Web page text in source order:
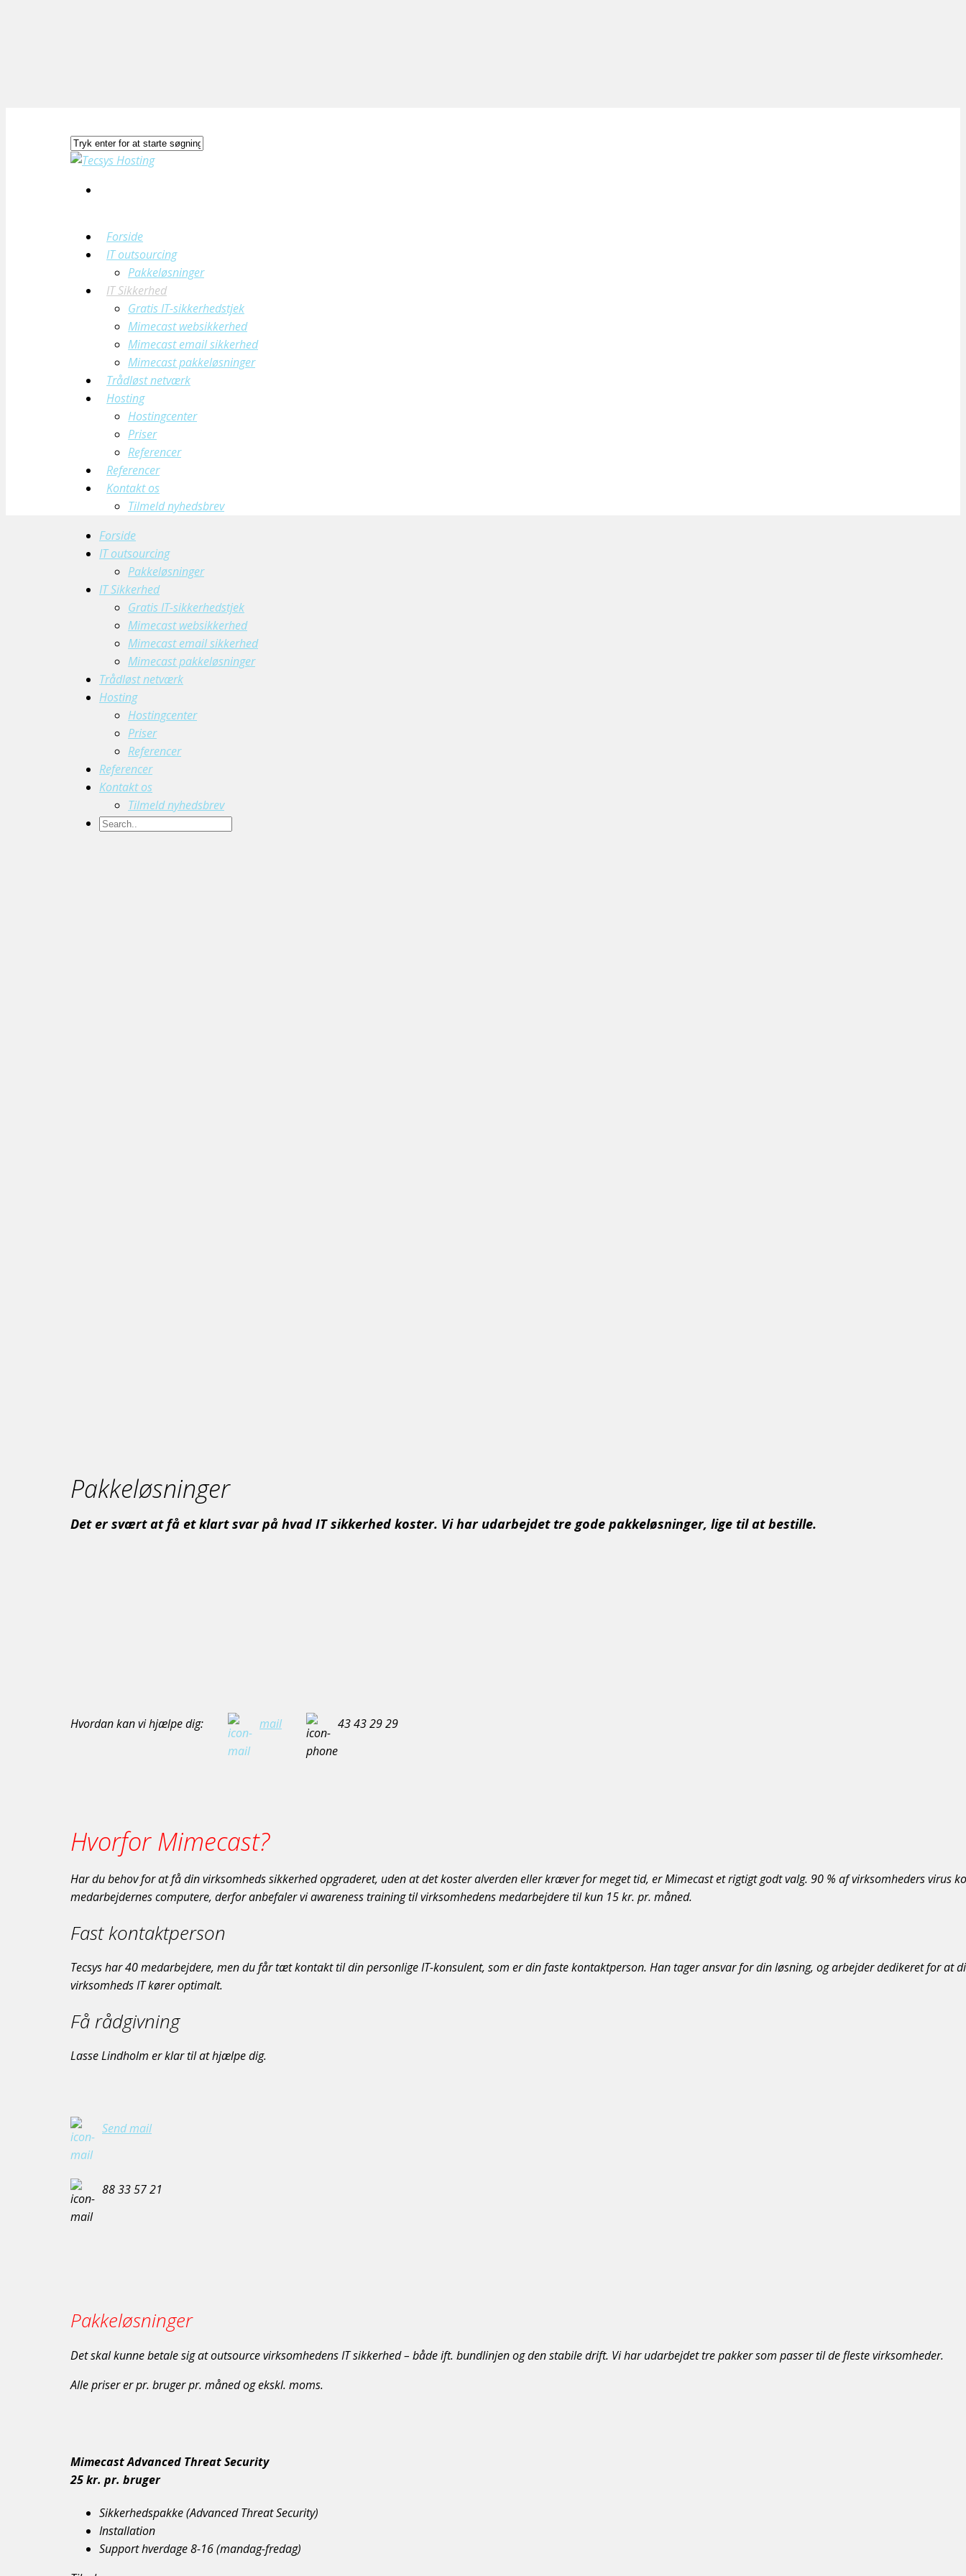
Forside
IT outsourcing
Pakkeløsninger
IT Sikkerhed
Gratis IT-sikkerhedstjek
Mimecast websikkerhed
Mimecast email sikkerhed
Mimecast pakkeløsninger
Trådløst netværk
Hosting
Hostingcenter
Priser
Referencer
Referencer
Kontakt os
Tilmeld nyhedsbrev
Forside
IT outsourcing
Pakkeløsninger
IT Sikkerhed
Gratis IT-sikkerhedstjek
Mimecast websikkerhed
Mimecast email sikkerhed
Mimecast pakkeløsninger
Trådløst netværk
Hosting
Hostingcenter
Priser
Referencer
Referencer
Kontakt os
Tilmeld nyhedsbrev
Pakkeløsninger
Det er svært at få et klart svar på hvad IT sikkerhed koster. Vi har udarbejdet tre gode pakkeløsninger, lige til at bestille.
Hvordan kan vi hjælpe dig: mail 43 43 29 29
Hvorfor Mimecast?
Har du behov for at få din virksomheds sikkerhed opgraderet, uden at det koster alverden eller kræver for meget tid, er Mimecast et rigtigt godt valg. 90 % af virksomheders virus
medarbejdernes computere, derfor anbefaler vi awareness training til virksomhedens medarbejdere til kun 15 kr. pr. måned.
Fast kontaktperson
Tecsys har 40 medarbejdere, men du får tæt kontakt til din personlige IT-konsulent, som er din faste kontaktperson. Han tager ansvar for din løsning, og arbejder dedikeret for at
virksomheds IT kører optimalt.
Få rådgivning
Lasse Lindholm er klar til at hjælpe dig.
Send mail
88 33 57 21
Pakkeløsninger
Det skal kunne betale sig at outsource virksomhedens IT sikkerhed – både ift. bundlinjen og den stabile drift. Vi har udarbejdet tre pakker som passer til de fleste virksomheder.
Alle priser er pr. bruger pr. måned og ekskl. moms.
Mimecast Advanced Threat Security
25 kr. pr. bruger
Sikkerhedspakke (Advanced Threat Security)
Installation
Support hverdage 8-16 (mandag-fredag)